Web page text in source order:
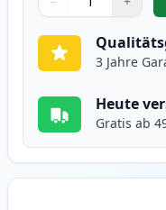
Verwenden Sie die
1
3 Jahre
Heute
Gratis ab